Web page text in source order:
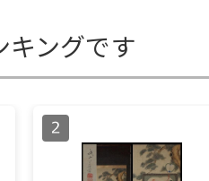
キングです